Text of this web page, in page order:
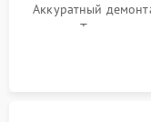
Аккуратный
кулеров.
с помощью